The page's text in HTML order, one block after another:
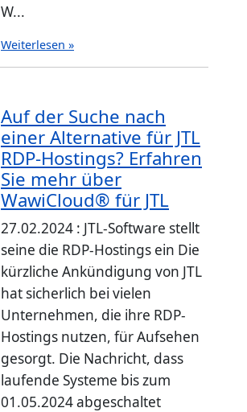
W...
Weiterlesen »
Auf der Suche nach
einer Alternative für JTL
RDP-Hostings? Erfahren
Sie mehr über
WawiCloud® für JTL
27.02.2024 : JTL-Software stellt
seine die RDP-Hostings ein Die
kürzliche Ankündigung von JTL
hat sicherlich bei vielen
Unternehmen, die ihre RDP-
Hostings nutzen, für Aufsehen
gesorgt. Die Nachricht, dass
laufende Systeme bis zum
01.05.2024 abgeschaltet